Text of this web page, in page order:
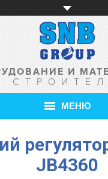
И
МЕНЮ
ГЛАВНАЯ
О КОМПАНИИJB4360